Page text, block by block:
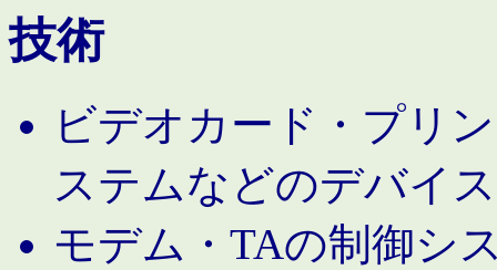
技術
ビデオカード・プリ
ステムなどのデバイ
モデム・TAの制御シ